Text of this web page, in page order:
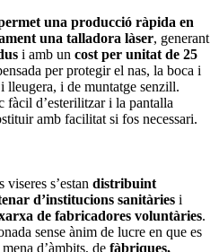
una producció ràpida en
una talladora làser, generant
i amb un cost per unitat de 25
per protegir el nas, la boca i
lleugera, i de muntatge senzill.
fàcil d’esterilitzar i la pantalla
amb facilitat si fos necessari.
viseres s’estan distribuint
d’institucions sanitàries i
de fabricadores voluntàries.
sense ànim de lucre en que es
d’àmbits, de fàbriques,